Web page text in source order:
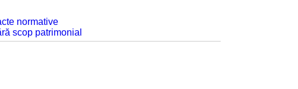
normative
scop patrimonial